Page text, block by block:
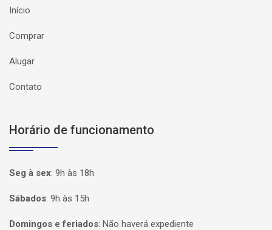
Início
Comprar
Alugar
Contato
Horário de funcionamento
Seg à sex: 9h às 18h
Sábados: 9h às 15h
Domingos e feriados: Não haverá expediente